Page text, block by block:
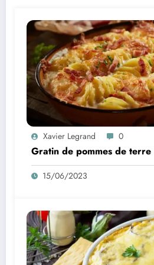
Xavier Legrand 0
Gratin de pommes de terre
15/06/2023